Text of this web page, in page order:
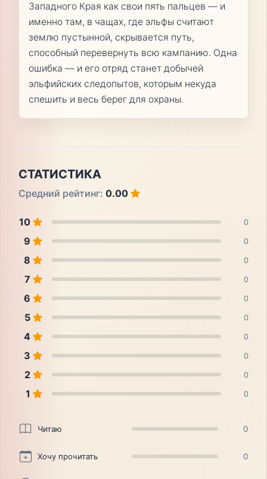
Западного Края как свои пять пальцев — и
именно там, в чащах, где эльфы считают
землю пустынной, скрывается путь,
способный перевернуть всю кампанию. Одна
ошибка — и его отряд станет добычей
эльфийских следопытов, которым некуда
спешить и весь берег для охраны.
СТАТИСТИКА
Средний рейтинг: 0.00
10 0
9 0
8 0
7 0
6 0
5 0
4 0
3 0
2 0
1 0
Читаю 0
Хочу прочитать 0